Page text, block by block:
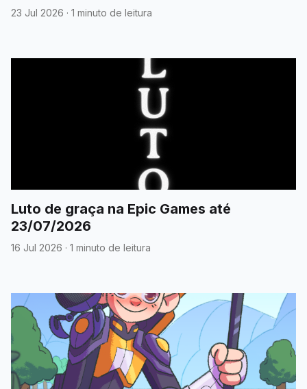
23 Jul 2026 · 1 minuto de leitura
Luto de graça na Epic Games até
23/07/2026
16 Jul 2026 · 1 minuto de leitura